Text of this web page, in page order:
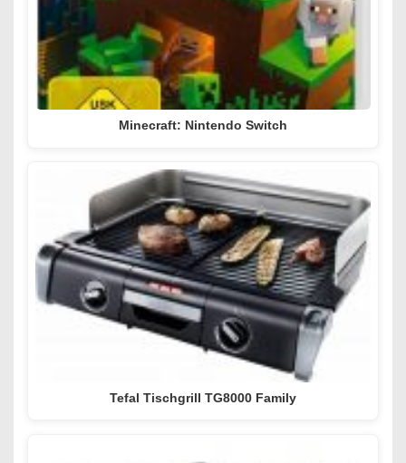
Minecraft: Nintendo Switch
Tefal Tischgrill TG8000 Family